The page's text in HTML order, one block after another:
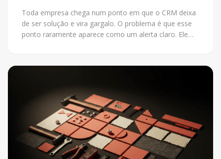
Toda empresa chega num ponto em que o CRM deixa
de ser solução e vira gargalo. O problema é que esse
ponto raramente aparece como um alerta claro. Ele